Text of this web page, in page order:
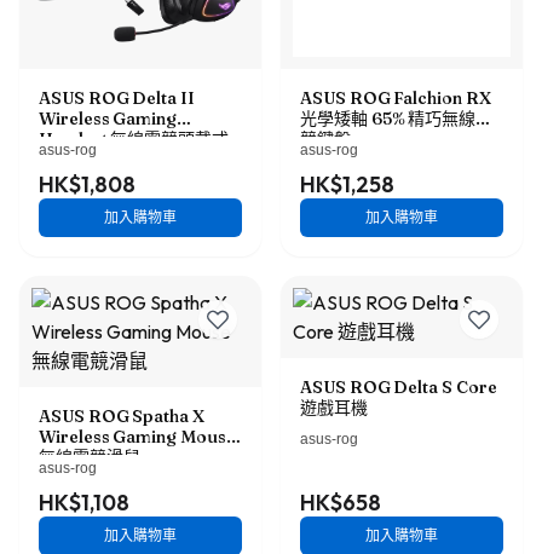
ASUS ROG Delta II
Wireless Gaming
Headset 無線電競頭戴式
耳機
asus-rog
HK$1,808
加入購物車
ASUS ROG Falchion RX
光學矮軸 65% 精巧無線電
競鍵盤
asus-rog
HK$1,258
加入購物車
ASUS ROG Spatha X
Wireless Gaming Mouse
無線電競滑鼠
asus-rog
HK$1,108
加入購物車
ASUS ROG Delta S Core
遊戲耳機
asus-rog
HK$658
加入購物車